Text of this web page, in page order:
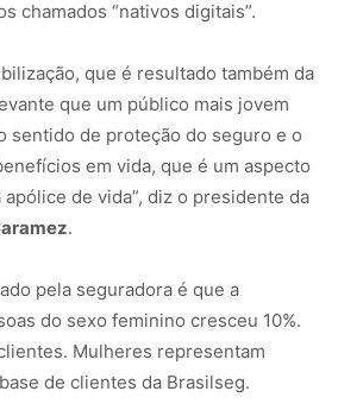
chamados “nativos digitais”.
que é resultado também da
que um público mais jovem
sentido de proteção do seguro e o
em vida, que é um aspecto
de vida”, diz o presidente da
.
pela seguradora é que a
do sexo feminino cresceu 10%.
Mulheres representam
de clientes da Brasilseg.